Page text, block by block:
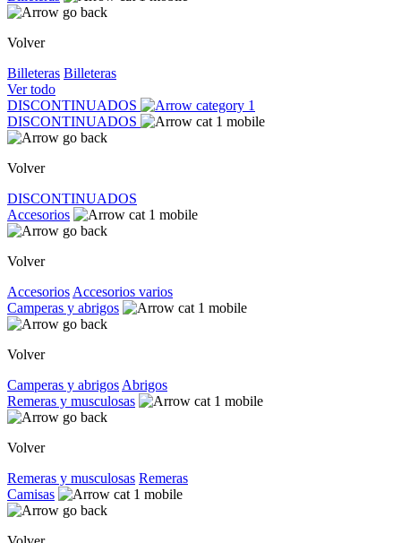
Volver
Billeteras Billeteras
Ver todo
DISCONTINUADOS
DISCONTINUADOS
Volver
DISCONTINUADOS
Accesorios
Volver
Accesorios Accesorios varios
Camperas y abrigos
Volver
Camperas y abrigos Abrigos
Remeras y musculosas
Volver
Remeras y musculosas Remeras
Camisas